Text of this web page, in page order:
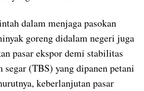
dalam menjaga pasokan
goreng didalam negeri juga
pasar ekspor demi stabilitas
segar (TBS) yang dipanen petani
keberlanjutan pasar